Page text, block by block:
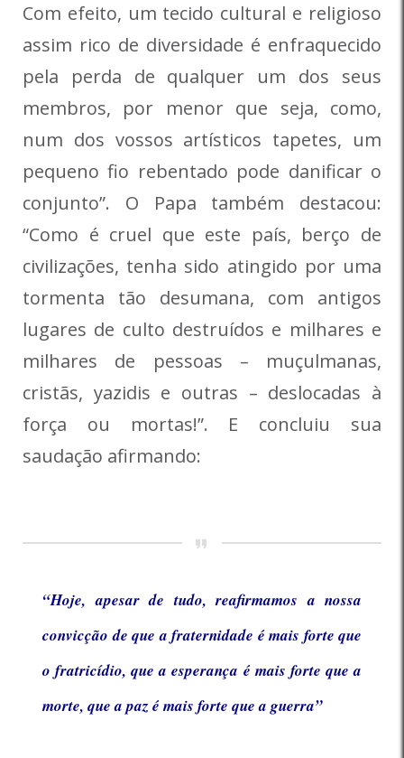
Com efeito, um tecido cultural e religioso
assim rico de diversidade é enfraquecido
pela perda de qualquer um dos seus
membros, por menor que seja, como,
num dos vossos artísticos tapetes, um
pequeno fio rebentado pode danificar o
conjunto”. O Papa também destacou:
“Como é cruel que este país, berço de
civilizações, tenha sido atingido por uma
tormenta tão desumana, com antigos
lugares de culto destruídos e milhares e
milhares de pessoas – muçulmanas,
cristãs, yazidis e outras – deslocadas à
força ou mortas!”. E concluiu sua
saudação afirmando:
“Hoje, apesar de tudo, reafirmamos a nossa
convicção de que a fraternidade é mais forte que
o fratricídio, que a esperança é mais forte que a
morte, que a paz é mais forte que a guerra”